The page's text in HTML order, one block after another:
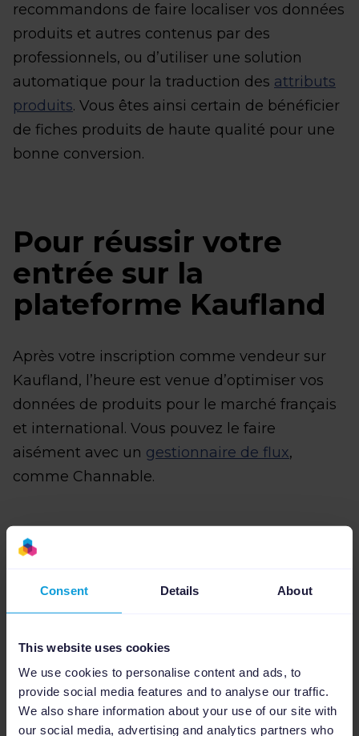
Consent Details About
This website uses cookies
We use cookies to personalise content and ads, to
provide social media features and to analyse our traffic.
We also share information about your use of our site with
our social media, advertising and analytics partners who
recommandons de faire localiser vos données
produits et autres contenus par des
professionnels, ou d’utiliser une solution
automatique pour la traduction des attributs
produits. Vous êtes ainsi certain de bénéficier
de fiches produits de haute qualité pour une
bonne conversion.
Pour réussir votre
entrée sur la
plateforme Kaufland
Après votre inscription comme vendeur sur
Kaufland, l’heure est venue d’optimiser vos
données de produits pour le marché français
et international. Vous pouvez le faire
aisément avec un gestionnaire de flux,
comme Channable.
1. Importez vos données produits
Pour pouvoir optimiser vos données produits
données produits dans Channable via l’une
des sources suivantes :